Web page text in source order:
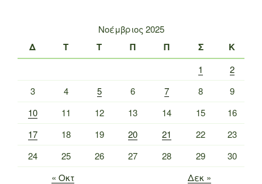
Νοέμβριος 2025
Δ Τ Τ Π Π Σ Κ
1
2
3
4 5 6 7 8
9
10
11 12 13 14 15
16
17
18 19 20 21 22
23
24
25 26 27 28 29
30
« Οκτ
Δεκ »